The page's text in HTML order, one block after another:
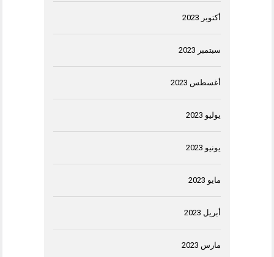
أكتوبر 2023
سبتمبر 2023
أغسطس 2023
يوليو 2023
يونيو 2023
مايو 2023
أبريل 2023
مارس 2023